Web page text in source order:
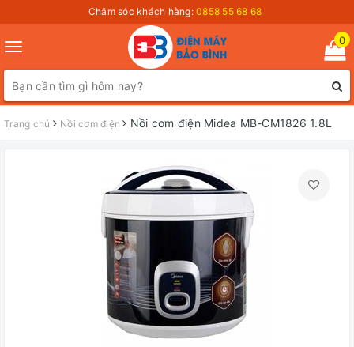
Chăm sóc khách hàng: 0858 55 68 68
Toggle
navigation
0
Trang chủ Nồi cơm điện Nồi cơm điện Midea MB-CM1826 1.8L